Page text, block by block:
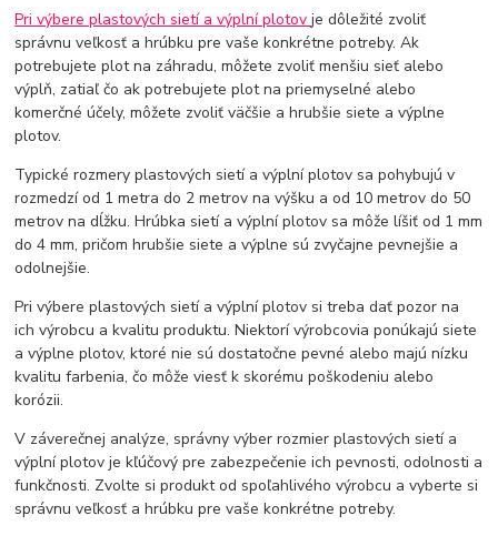
Pri výbere plastových sietí a výplní plotovje dôležité zvoliť
správnu veľkosť a hrúbku pre vaše konkrétne potreby. Ak
potrebujete plot na záhradu, môžete zvoliť menšiu sieť alebo
výplň, zatiaľ čo ak potrebujete plot na priemyselné alebo
komerčné účely, môžete zvoliť väčšie a hrubšie siete a výplne
plotov.
Typické rozmery plastových sietí a výplní plotov sa pohybujú v
rozmedzí od 1 metra do 2 metrov na výšku a od 10 metrov do 50
metrov na dĺžku. Hrúbka sietí a výplní plotov sa môže líšiť od 1 mm
do 4 mm, pričom hrubšie siete a výplne sú zvyčajne pevnejšie a
odolnejšie.
Pri výbere plastových sietí a výplní plotov si treba dať pozor na
ich výrobcu a kvalitu produktu. Niektorí výrobcovia ponúkajú siete
a výplne plotov, ktoré nie sú dostatočne pevné alebo majú nízku
kvalitu farbenia, čo môže viesť k skorému poškodeniu alebo
korózii.
V záverečnej analýze, správny výber rozmier plastových sietí a
výplní plotov je kľúčový pre zabezpečenie ich pevnosti, odolnosti a
funkčnosti. Zvolte si produkt od spoľahlivého výrobcu a vyberte si
správnu veľkosť a hrúbku pre vaše konkrétne potreby.